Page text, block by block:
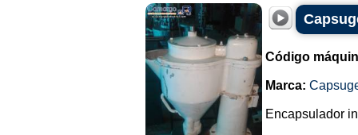
Código
Marca:
Encapsulador